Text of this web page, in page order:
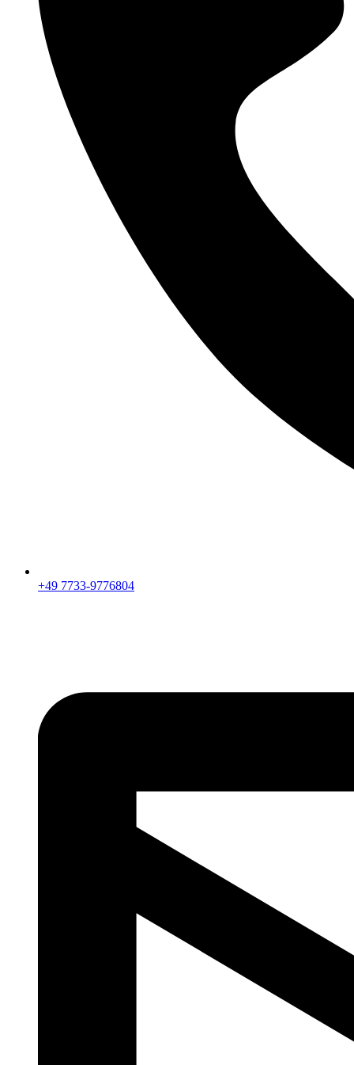
+49 7733-9776804